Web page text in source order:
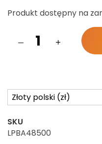
Produkt dostępny na
Złoty polski (zł)
SKU
LPBA48500